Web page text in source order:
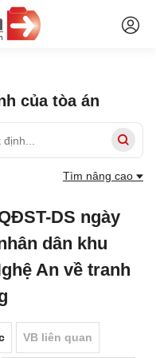
của tòa án
Tìm nâng cao
DS ngày
dân khu
An về tranh
VB liên quan